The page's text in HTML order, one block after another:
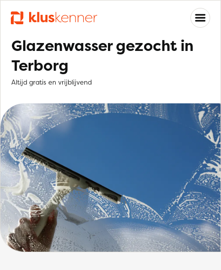
Glazenwasser gezocht in
Terborg
Altijd gratis en vrijblijvend